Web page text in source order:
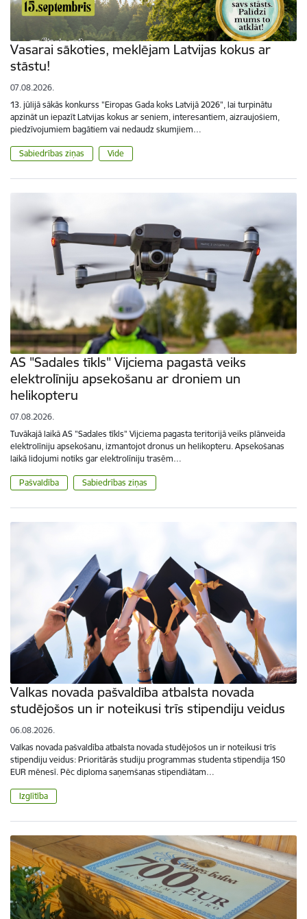
Vasarai sākoties, meklējam Latvijas kokus ar
stāstu!
07.08.2026.
13. jūlijā sākās konkurss "Eiropas Gada koks Latvijā 2026", lai turpinātu
apzināt un iepazīt Latvijas kokus ar seniem, interesantiem, aizraujošiem,
piedzīvojumiem bagātiem vai nedaudz skumjiem…
Sabiedrības ziņas Vide
AS "Sadales tīkls" Vijciema pagastā veiks
elektrolīniju apsekošanu ar droniem un
helikopteru
07.08.2026.
Tuvākajā laikā AS "Sadales tīkls" Vijciema pagasta teritorijā veiks plānveida
elektrolīniju apsekošanu, izmantojot dronus un helikopteru. Apsekošanas
laikā lidojumi notiks gar elektrolīniju trasēm…
Pašvaldība Sabiedrības ziņas
Valkas novada pašvaldība atbalsta novada
studējošos un ir noteikusi trīs stipendiju veidus
06.08.2026.
Valkas novada pašvaldība atbalsta novada studējošos un ir noteikusi trīs
stipendiju veidus: Prioritārās studiju programmas studenta stipendija 150
EUR mēnesī. Pēc diploma saņemšanas stipendiātam…
Izglītība